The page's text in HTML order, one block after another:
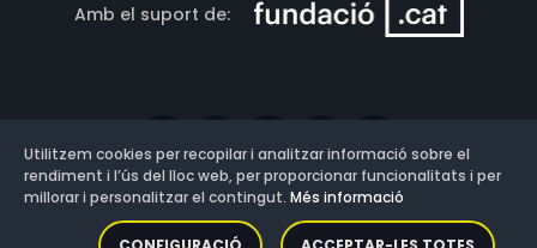
Amb el suport de:
Versió: 3.13.0.202607011342
Utilitzem cookies per recopilar i analitzar informació sobre el
rendiment i l’ús del lloc web, per proporcionar funcionalitats i per
millorar i personalitzar el contingut. Més informació